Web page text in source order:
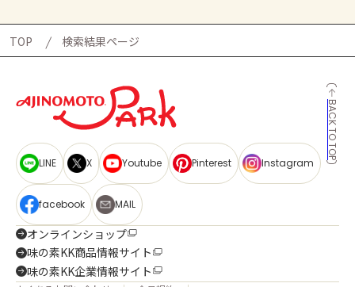
TOP 検索結果ページ
BACK TO TOP
LINE X Youtube Pinterest Instagram
facebook MAIL
オンラインショップ
味の素KK商品情報サイト
味の素KK企業情報サイト